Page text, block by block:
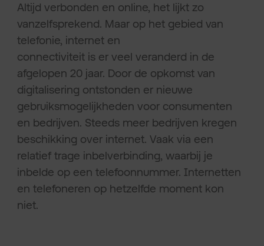
Altijd verbonden en online, het lijkt zo
vanzelfsprekend. Maar op het gebied van
telefonie, internet en
connectiviteit is er veel veranderd in de
afgelopen 20 jaar. Door de opkomst van
digitalisering ontstonden er nieuwe
gebruiksmogelijkheden voor consumenten
en bedrijven. Steeds meer bedrijven kregen
beschikking over internet. Vaak via een
relatief trage inbelverbinding, waarbij je
inbelde op een telefoonnummer. Internetten
en telefoneren op hetzelfde moment kon
niet.